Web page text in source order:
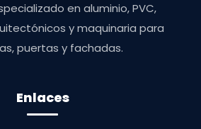
en aluminio, PVC,
y maquinaria para
puertas y fachadas.
Enlaces